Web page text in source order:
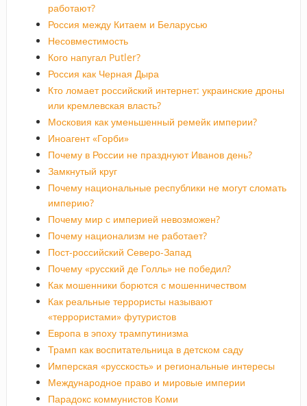
работают?
Россия между Китаем и Беларусью
Несовместимость
Кого напугал Putler?
Россия как Черная Дыра
Кто ломает российский интернет: украинские дроны
или кремлевская власть?
Московия как уменьшенный ремейк империи?
Иноагент «Горби»
Почему в России не празднуют Иванов день?
Замкнутый круг
Почему национальные республики не могут сломать
империю?
Почему мир с империей невозможен?
Почему национализм не работает?
Пост-российский Северо-Запад
Почему «русский де Голль» не победил?
Как мошенники борются с мошенничеством
Как реальные террористы называют
«террористами» футуристов
Европа в эпоху трампутинизма
Трамп как воспитательница в детском саду
Имперская «русскость» и региональные интересы
Международное право и мировые империи
Парадокс коммунистов Коми